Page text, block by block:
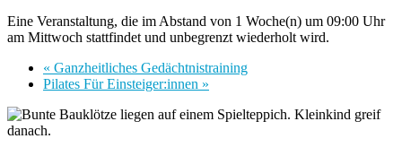
Eine Veranstaltung, die im Abstand von 1 Woche(n) um 09:00 Uhr
am Mittwoch stattfindet und unbegrenzt wiederholt wird.
« Ganzheitliches Gedächtnistraining
Pilates Für Einsteiger:innen »